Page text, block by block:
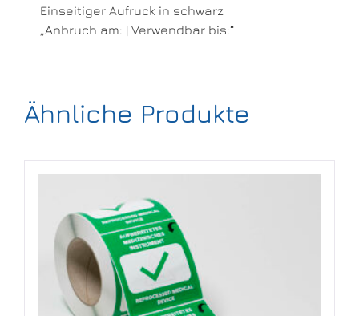
Einseitiger Aufruck in schwarz
„Anbruch am: | Verwendbar bis:“
Ähnliche Produkte